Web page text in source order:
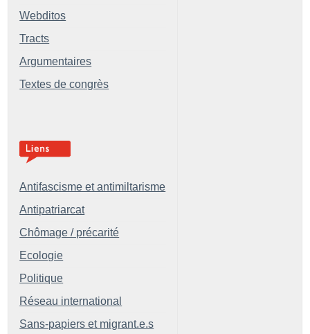
Webditos
Tracts
Argumentaires
Textes de congrès
Antifascisme et antimiltarisme
Antipatriarcat
Chômage / précarité
Ecologie
Politique
Réseau international
Sans-papiers et migrant.e.s